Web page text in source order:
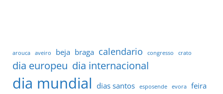
arouca aveiro beja braga calendario congresso crato
dia europeu dia internacional
dia mundial dias santos esposende evora
feira